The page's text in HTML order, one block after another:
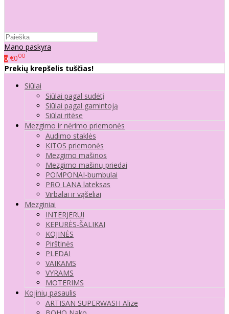
Mano paskyra
0 €000
Prekių krepšelis tuščias!
Siūlai
Siūlai pagal sudėtį
Siūlai pagal gamintoją
Siūlai ritėse
Mezgimo ir nėrimo priemonės
Audimo staklės
KITOS priemonės
Mezgimo mašinos
Mezgimo mašinų priedai
POMPONAI-bumbulai
PRO LANA lateksas
Virbalai ir vąšeliai
Mezginiai
INTERJERUI
KEPURĖS-ŠALIKAI
KOJINĖS
Pirštinės
PLEDAI
VAIKAMS
VYRAMS
MOTERIMS
Kojinių pasaulis
ARTISAN SUPERWASH Alize